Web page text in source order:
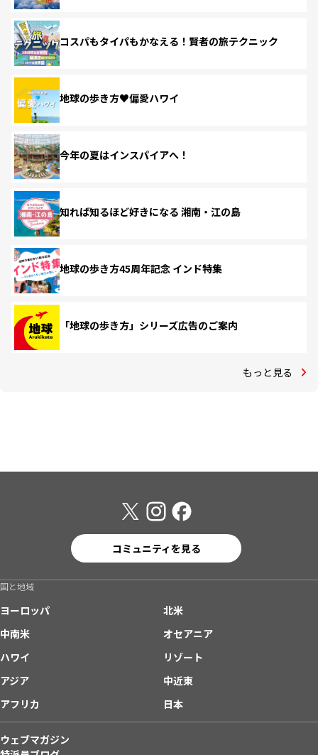
コスパもタイパもかなえる！賢者の旅テクニック
地球の歩き方♥偏愛ハワイ
今年の夏はインスパイアへ！
知れば知るほど好きになる 湘南・江の島
地球の歩き方45周年記念 インド特集
「地球の歩き方」シリーズ広告のご案内
もっと見る
コミュニティを見る
国と地域
ヨーロッパ
北米
中南米
オセアニア
ハワイ
リゾート
アジア
中近東
アフリカ
日本
ウェブマガジン